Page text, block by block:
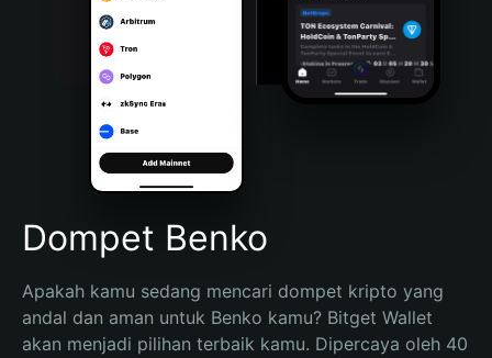
Bahasa Indonesia
Português (Brasil)
Español (Argentina)
Dompet Benko
Apakah kamu sedang mencari dompet kripto yang
andal dan aman untuk Benko kamu? Bitget Wallet
akan menjadi pilihan terbaik kamu. Dipercaya oleh 40